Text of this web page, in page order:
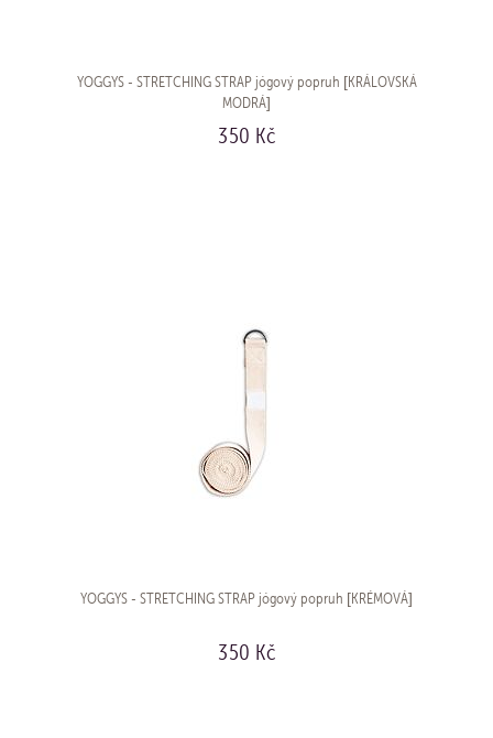
YOGGYS - STRETCHING STRAP jógový popruh [KRÁLOVSKÁ
MODRÁ]
350 Kč
YOGGYS - STRETCHING STRAP jógový popruh [KRÉMOVÁ]
350 Kč